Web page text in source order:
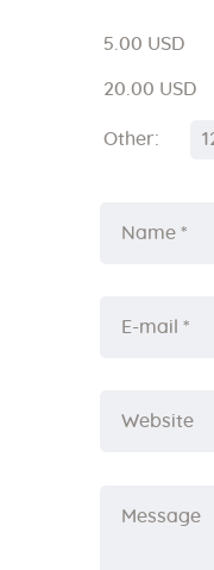
5.00 USD
20.00 USD
Other: